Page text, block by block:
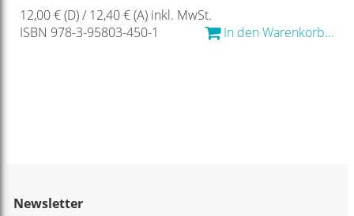
12,00 € (D) / 12,40 € (A) inkl. MwSt.
ISBN 978-3-95803-450-1
In den Warenkorb...
Newsletter